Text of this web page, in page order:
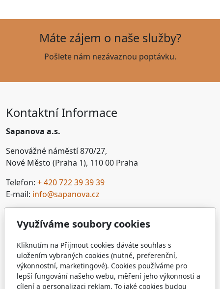
Máte zájem o naše služby?
Pošlete nám nezávaznou poptávku.
Kontaktní Informace
Sapanova a.s.
Senovážné náměstí 870/27,
Nové Město (Praha 1), 110 00 Praha
Telefon: + 420 722 39 39 39
E-mail: info@sapanova.cz
DIČ: CZ04841425
Napište nám
Pole s hvězdičkou * jsou povinná.
Zpráva *
Využíváme soubory cookies
Kliknutím na Přijmout cookies dáváte souhlas s
uložením vybraných cookies (nutné, preferenční,
výkonnostní, marketingové). Cookies používáme pro
lepší fungování našeho webu, měření jeho výkonnosti a
cílení a personalizaci reklam. To jaké cookies budou